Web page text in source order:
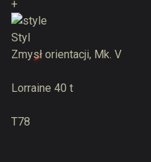
+
Styl
Zmysł orientacji, Mk. V
Lorraine 40 t
T78